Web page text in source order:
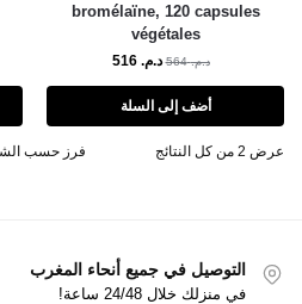
bromélaïne, 120 capsules
végétales
د.م.564 د.م. 516
أضف إلى السلة
عرض ⁦2⁩ من كل النتائج
التوصيل في جميع أنحاء المغرب
في منزلك خلال 24/48 ساعة!